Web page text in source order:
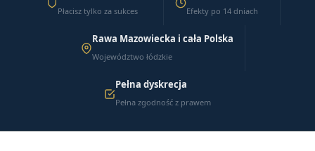
Płacisz tylko za sukces Efekty po 14 dniach
Rawa Mazowiecka i cała Polska
Województwo łódzkie
Pełna dyskrecja
Pełna zgodność z prawem